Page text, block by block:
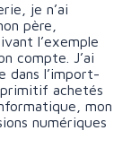
je n’ai
père,
l’exemple
compte. J’ai
dans l’import-
achetés
mon
numériques